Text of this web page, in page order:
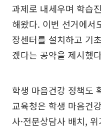
과제로 내세우며 학습
해왔다. 이번 선거에서
장센터를 설치하고 기
겠다는 공약을 제시했
학생 마음건강 정책도
교육청은 학생 마음건
사·전문상담사 배치,